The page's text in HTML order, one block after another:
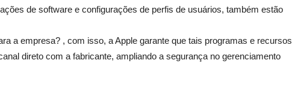
de software e configurações de perfis de usuários, também estão
a empresa? , com isso, a Apple garante que tais programas e recursos
direto com a fabricante, ampliando a segurança no gerenciamento